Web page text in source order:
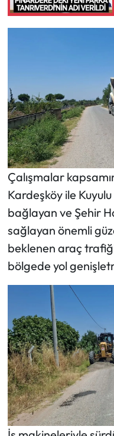
Çalışmalar
Kardeşköy ile
bağlayan ve Şehir
sağlayan önemli
beklenen araç
bölgede yol